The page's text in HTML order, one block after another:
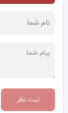
ثبت نظر